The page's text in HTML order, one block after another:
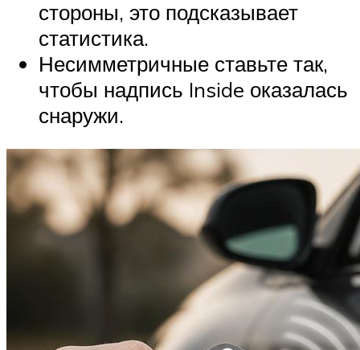
стороны, это подсказывает
статистика.
Несимметричные ставьте так,
чтобы надпись Inside оказалась
снаружи.